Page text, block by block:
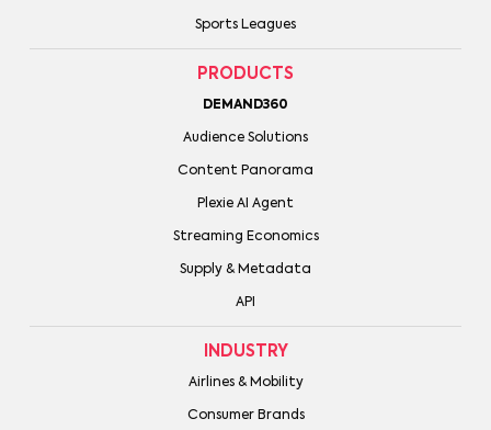
Sports Leagues
PRODUCTS
DEMAND360
Audience Solutions
Content Panorama
Plexie AI Agent
Streaming Economics
Supply & Metadata
API
INDUSTRY
Airlines & Mobility
Consumer Brands